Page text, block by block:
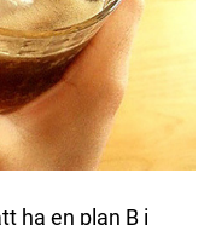
ha en plan B i